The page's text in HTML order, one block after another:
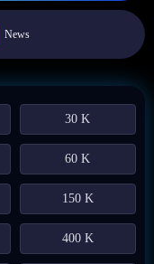
News
30 K
60 K
150 K
400 K